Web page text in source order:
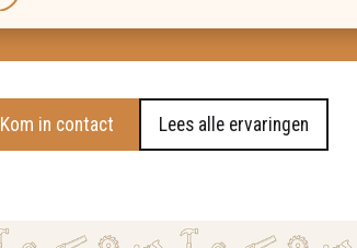
Kom in contact Lees alle ervaringen